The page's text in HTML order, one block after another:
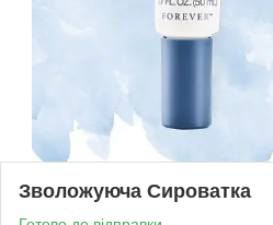
Зволожуюча Сироватка